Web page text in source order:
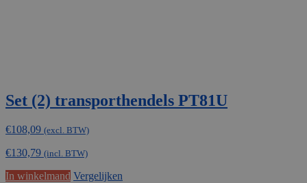
Set (2) transporthendels PT81U
€108,09 (excl. BTW)
€130,79 (incl. BTW)
In winkelmand Vergelijken